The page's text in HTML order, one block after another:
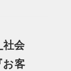
会
お客